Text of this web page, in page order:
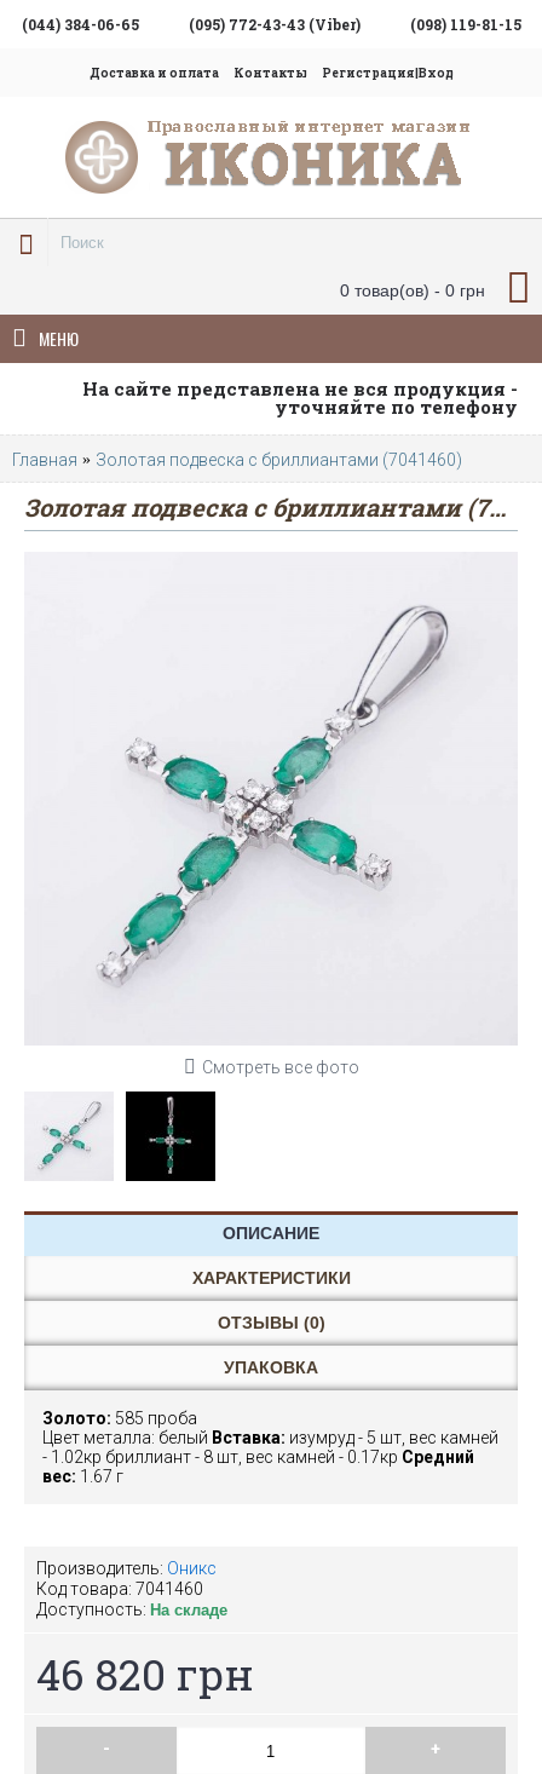
(044) 384-06-65 (095) 772-43-43 (Viber) (098) 119-81-15
Доставка и оплата Контакты Регистрация|Вход
0 товар(ов) - 0 грн
МЕНЮ
На сайте представлена не вся продукция -
уточняйте по телефону
Главная Золотая подвеска с бриллиантами (7041460)
Золотая подвеска с бриллиантами (7041460)
Смотреть все фото
ОПИСАНИЕ
ХАРАКТЕРИСТИКИ
ОТЗЫВЫ (0)
УПАКОВКА
Золото: 585 проба
Цвет металла: белый Вставка: изумруд - 5 шт, вес камней
- 1.02кр бриллиант - 8 шт, вес камней - 0.17кр Средний
вес: 1.67 г
Производитель: Оникс
Код товара: 7041460
Доступность: На складе
46 820 грн
- +